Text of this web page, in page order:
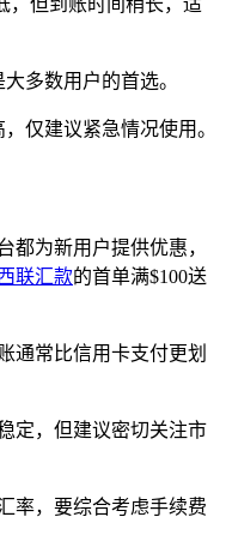
，但到账时间稍长，适
多数用户的首选。
仅建议紧急情况使用。
都为新用户提供优惠，
联汇款的首单满$100送
通常比信用卡支付更划
定，但建议密切关注市
率，要综合考虑手续费